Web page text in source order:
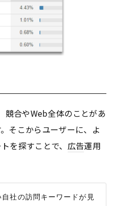
競合やWeb全体のことがあ
そこからユーザーに、よ
を探すことで、 広告運用
の訪問キーワードが見